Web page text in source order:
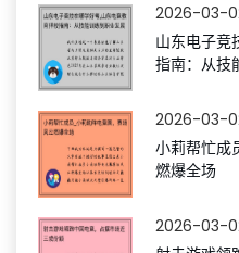
2026-03-
山东电子竞
指南：从技
2026-03-
小莉帮忙成
燃爆全场
2026-03-